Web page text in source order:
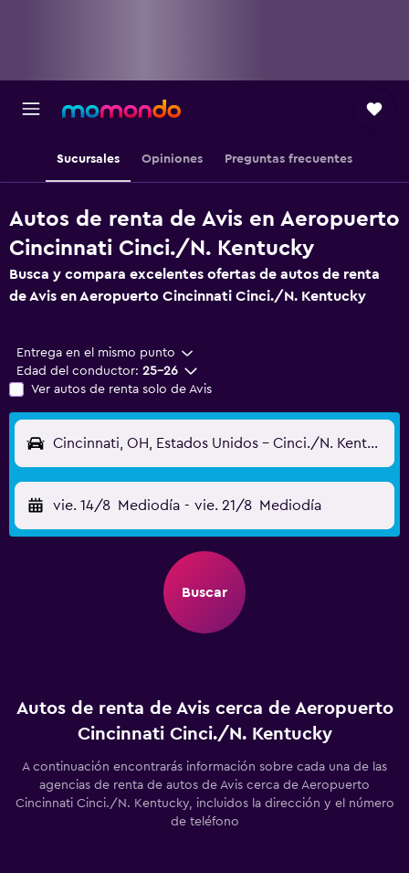
Sucursales Opiniones Preguntas frecuentes
Autos de renta de Avis en Aeropuerto
Cincinnati Cinci./N. Kentucky
Busca y compara excelentes ofertas de autos de renta
de Avis en Aeropuerto Cincinnati Cinci./N. Kentucky
Entrega en el mismo punto
Edad del conductor: 25-26
Ver autos de renta solo de Avis
Cincinnati, OH, Estados Unidos - Cinci./N. Kentucky (CVG)
vie. 14/8 Mediodía - vie. 21/8 Mediodía
Buscar
Autos de renta de Avis cerca de Aeropuerto
Cincinnati Cinci./N. Kentucky
A continuación encontrarás información sobre cada una de las
agencias de renta de autos de Avis cerca de Aeropuerto
Cincinnati Cinci./N. Kentucky, incluidos la dirección y el número
de teléfono